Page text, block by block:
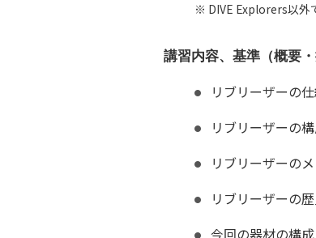
※ DIVE Explorers以外
講習内容、基準（概要・
リブリーザーの
リブリーザーの
リブリーザーの
リブリーザーの
今回の器材の構